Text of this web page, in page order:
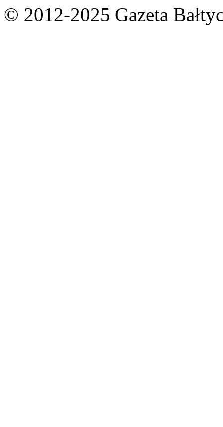
© 2012-2025 Gazeta